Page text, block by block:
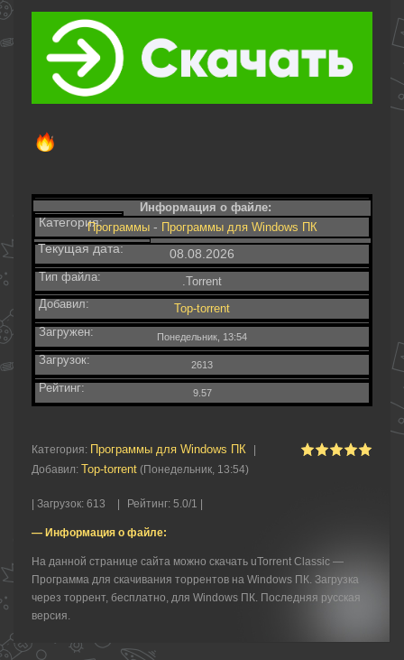
Информация о файле:
Категория:Программы- Программы для Windows ПК
Текущая дата: 08.08.2026
Тип файла:
.Torrent
Добавил:
Top-torrent
Загружен:
Понедельник, 13:54
Загрузок: 2613
Рейтинг: 9.57
Категория: Программы для Windows ПК
Добавил: Top-torrent (Понедельник, 13:54)
Загрузок: 613 Рейтинг: 5.0/1 |
— Информация о файле:
На данной странице сайта можно скачать uTorrent Classic —
Программа для скачивания торрентов на Windows ПК. Загрузка
через торрент, бесплатно, для Windows ПК. Последняя русская
версия.